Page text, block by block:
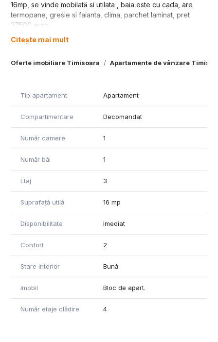
Oferte imobiliare Timisoara Apartamente de vânzare
16mp, se vinde mobilată si utilata , baia este cu cada, are
termopane, gresie si faianta, clima, parchet laminat, pret
37500 euro.
Citește mai mult
Tip apartament Apartament
Compartimentare Decomandat
Număr camere 1
Număr băi 1
Etaj 3
Suprafață utilă 16 mp
Disponibilitate Imediat
Confort 2
Stare interior Bună
Imobil Bloc de apart.
Număr etaje clădire 4